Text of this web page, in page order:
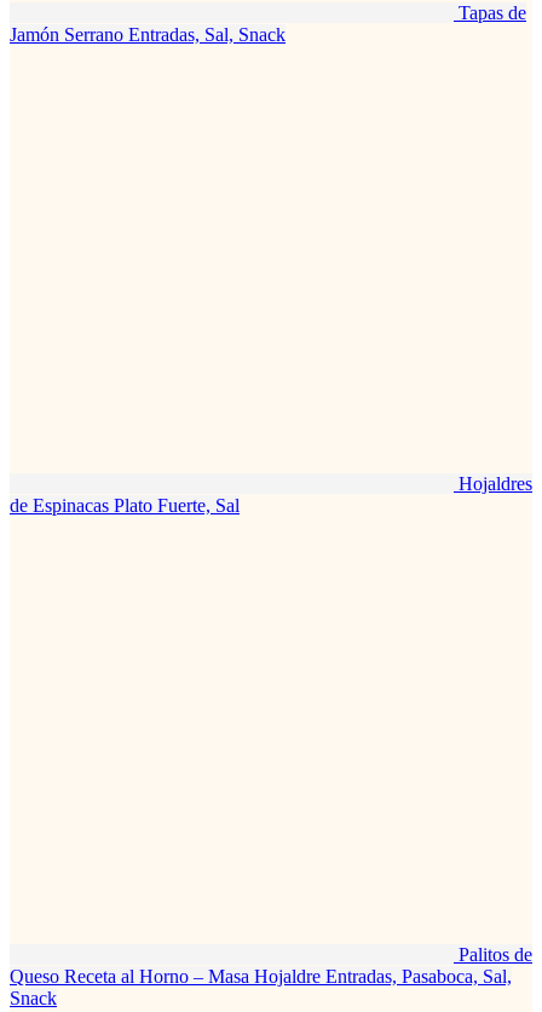
Tapas de
Jamón Serrano Entradas, Sal, Snack
Hojaldres
de Espinacas Plato Fuerte, Sal
Palitos de
Queso Receta al Horno – Masa Hojaldre Entradas, Pasaboca, Sal,
Snack